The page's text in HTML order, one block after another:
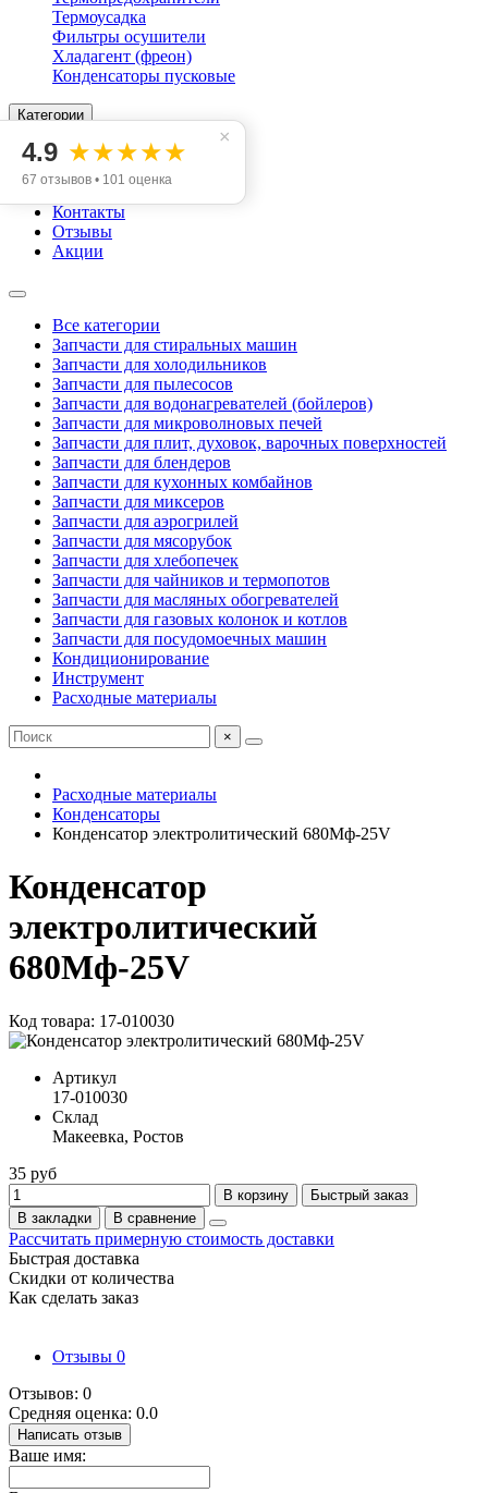
Термоусадка
Фильтры осушители
Хладагент (фреон)
Конденсаторы пусковые
Категории
Инфо
Доставка
Контакты
Отзывы
Акции
Все категории
Запчасти для стиральных машин
Запчасти для холодильников
Запчасти для пылесосов
Запчасти для водонагревателей (бойлеров)
Запчасти для микроволновых печей
Запчасти для плит, духовок, варочных поверхностей
Запчасти для блендеров
Запчасти для кухонных комбайнов
Запчасти для миксеров
Запчасти для аэрогрилей
Запчасти для мясорубок
Запчасти для хлебопечек
Запчасти для чайников и термопотов
Запчасти для масляных обогревателей
Запчасти для газовых колонок и котлов
Запчасти для посудомоечных машин
Кондиционирование
Инструмент
Расходные материалы
×
Расходные материалы
Конденсаторы
Конденсатор электролитический 680Mф-25V
Конденсатор
электролитический
680Mф-25V
Код товара: 17-010030
Артикул
17-010030
Склад
Макеевка, Ростов
35 руб
В корзину
Быстрый заказ
В закладки
В сравнение
Рассчитать примерную стоимость доставки
Быстрая доставка
Скидки от количества
Как сделать заказ
Отзывы 0
Отзывов: 0
Средняя оценка: 0.0
Написать отзыв
Ваше имя:
×
4.9 ★★★★★
67 отзывов • 101 оценка